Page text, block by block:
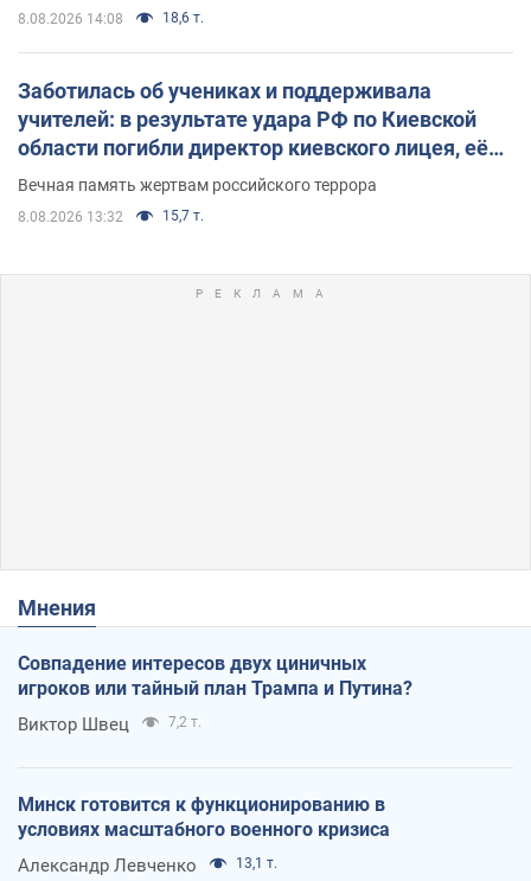
8.08.2026 14:08 18,6 т.
Заботилась об учениках и поддерживала
учителей: в результате удара РФ по Киевской
области погибли директор киевского лицея, её
муж и внук
Вечная память жертвам российского террора
8.08.2026 13:32 15,7 т.
Мнения
Совпадение интересов двух циничных
игроков или тайный план Трампа и Путина?
Виктор Швец 7,2 т.
Минск готовится к функционированию в
условиях масштабного военного кризиса
Александр Левченко 13,1 т.